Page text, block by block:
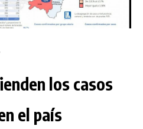
los casos
el país